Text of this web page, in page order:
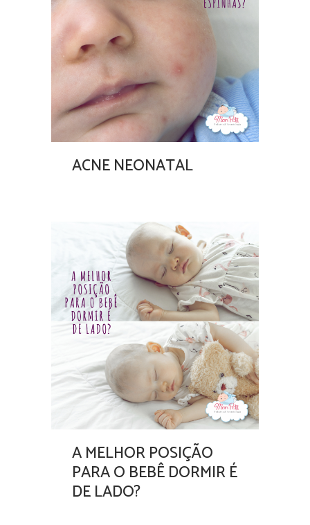
ACNE NEONATAL
A MELHOR POSIÇÃO
PARA O BEBÊ DORMIR É
DE LADO?